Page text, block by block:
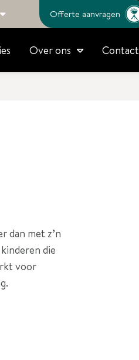
Offerte aanvragen
Over ons Contact
dan met z’n
die
voor